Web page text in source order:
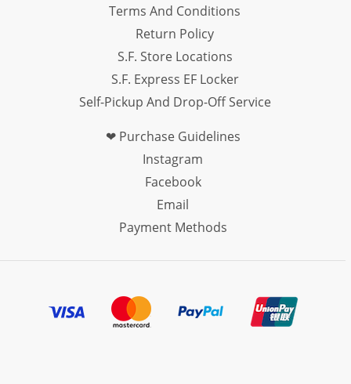
Terms And Conditions
Return Policy
S.F. Store Locations
S.F. Express EF Locker
Self-Pickup And Drop-Off Service
❤ Purchase Guidelines
Instagram
Facebook
Email
Payment Methods